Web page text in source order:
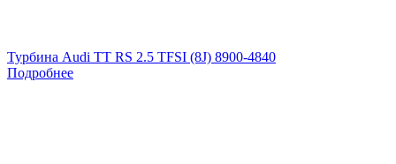
Турбина Audi TT RS 2.5 TFSI (8J) 8900-4840
Подробнее